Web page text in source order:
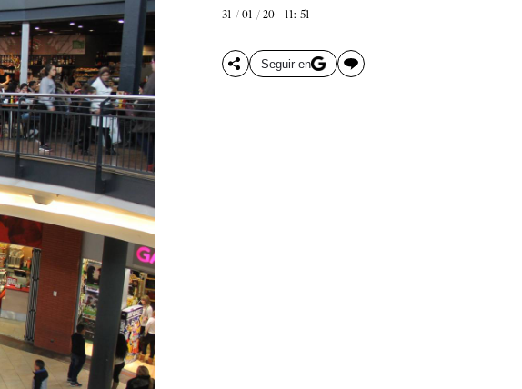
31 / 01 / 20 - 11: 51
Seguir en